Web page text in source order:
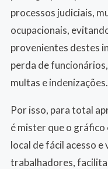
processos judiciais,
ocupacionais,
provenientes destes
perda de
multas e indenizações.
Por isso, para total
é mister que o gráfico
local de fácil acesso
trabalhadores,